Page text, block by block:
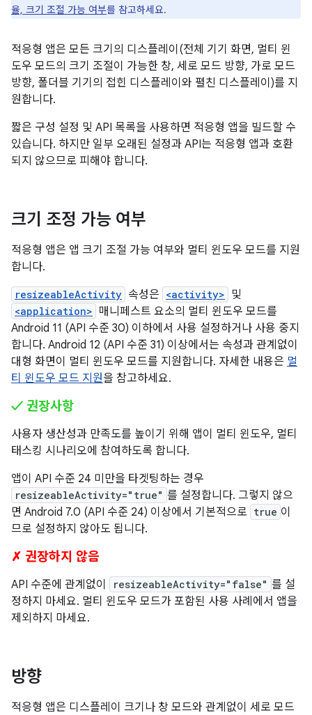
율, 크기 조절 가능 여부를 참고하세요.
적응형 앱은 모든 크기의 디스플레이(전체 기기 화면, 멀티 윈
도우 모드의 크기 조절이 가능한 창, 세로 모드 방향, 가로 모드
방향, 폴더블 기기의 접힌 디스플레이와 펼친 디스플레이)를 지
원합니다.
짧은 구성 설정 및 API 목록을 사용하면 적응형 앱을 빌드할 수
있습니다. 하지만 일부 오래된 설정과 API는 적응형 앱과 호환
되지 않으므로 피해야 합니다.
크기 조정 가능 여부
적응형 앱은 앱 크기 조절 가능 여부와 멀티 윈도우 모드를 지원
합니다.
resizeableActivity 속성은 <activity> 및
<application> 매니페스트 요소의 멀티 윈도우 모드를
Android 11 (API 수준 30) 이하에서 사용 설정하거나 사용 중지
합니다. Android 12 (API 수준 31) 이상에서는 속성과 관계없이
대형 화면이 멀티 윈도우 모드를 지원합니다. 자세한 내용은 멀
티 윈도우 모드 지원을 참고하세요.
✓ 권장사항
사용자 생산성과 만족도를 높이기 위해 앱이 멀티 윈도우, 멀티
태스킹 시나리오에 참여하도록 합니다.
앱이 API 수준 24 미만을 타겟팅하는 경우
resizeableActivity="true" 를 설정합니다. 그렇지 않으
면 Android 7.0 (API 수준 24) 이상에서 기본적으로 true 이
므로 설정하지 않아도 됩니다.
✗ 권장하지 않음
API 수준에 관계없이 resizeableActivity="false" 를 설
정하지 마세요. 멀티 윈도우 모드가 포함된 사용 사례에서 앱을
제외하지 마세요.
방향
적응형 앱은 디스플레이 크기나 창 모드와 관계없이 세로 모드